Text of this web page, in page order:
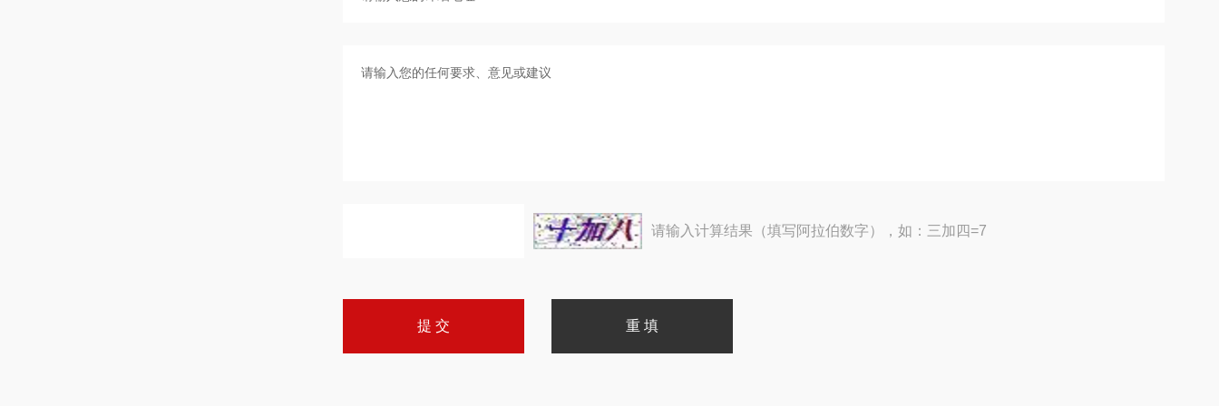
请输入计算结果（填写阿拉伯数字），如：三加四=7